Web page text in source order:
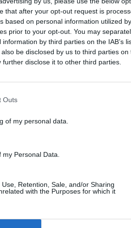
that after your opt-out request is
based on personal information utilized
prior to your opt-out. You may
by third parties on the IAB’s
be disclosed by us to third parties on
further disclose it to other third parties.
Outs
of my personal data.
Personal Data.
Retention, Sale, and/or Sharing
with the Purposes for which it